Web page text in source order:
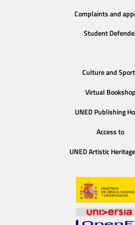
Complaints and
Student
Culture and
Virtual Bookshop
UNED Publishing
Access to
UNED Artistic